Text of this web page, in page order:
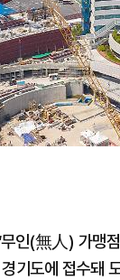
인(無人) 가맹
기도에 접수돼